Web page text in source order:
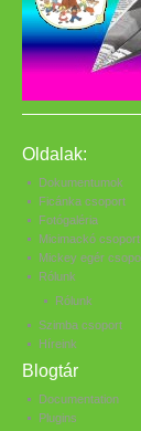
Oldalak:
Dokumentumok
Ficánka csoport
Fotógaléria
Micimackó csoport
Mickey egér
Rólunk
Rólunk
Szimba csoport
Híreink
Blogtár
Documentation
Plugins